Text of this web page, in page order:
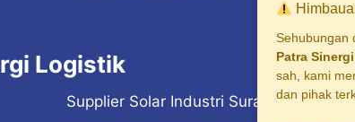
Logistik
Supplier Solar Industri Surabaya
Sehubungan
Patra
sah, kami
dan pihak